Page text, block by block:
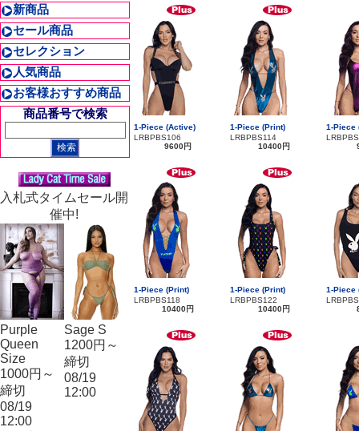
新商品
セール商品
セレクション
人気商品
お客様おすすめ商品
商品番号で検索
入札式タイムセール開
催中!
Purple
Queen
Size
1000円～
締切
08/19
12:00
Sage S
1200円～
締切
08/19
12:00
1-Piece (Active)
LRBPBS106
9600円
1-Piece (Print)
LRBPBS114
10400円
1-Piece
1-Piece (Print)
LRBPBS118
10400円
1-Piece (Print)
LRBPBS122
10400円
1-Piece